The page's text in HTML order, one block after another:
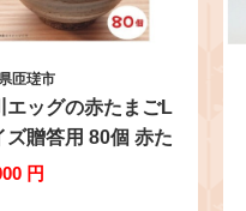
匝瑳市
エッグの赤たまごL
ズ贈答用 80個 赤た
たまご 卵 玉子 タ
円